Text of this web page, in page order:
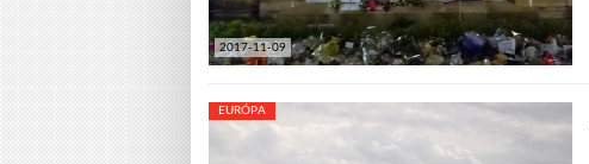
2017-11-09
EURÓPA